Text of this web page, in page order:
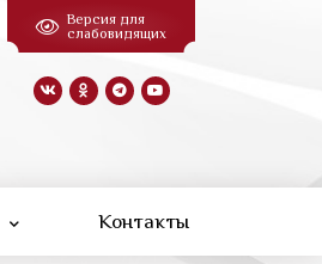
Версия для
слабовидящих
Контакты